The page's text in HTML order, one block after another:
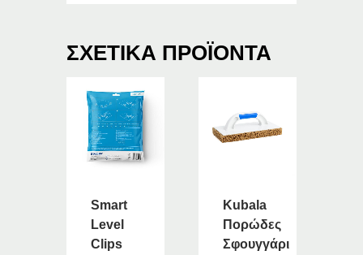
ΣΧΕΤΙΚΆ ΠΡΟΪΌΝΤΑ
Smart
Level
Clips
Kubala
Πορώδες
Σφουγγάρι